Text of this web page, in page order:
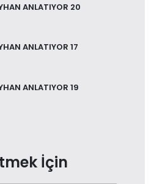
ANLATIYOR 20
ANLATIYOR 17
ANLATIYOR 19
İçin